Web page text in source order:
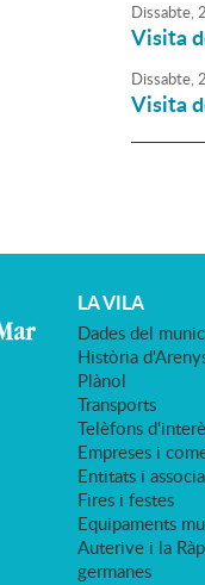
Dissabte,
Visita
Dissabte,
Visita
LA VILA
Dades del
Història
Plànol
Transports
Telèfons
Empreses i
Entitats i
Fires i festes
Equipaments
Auterive i la
germanes